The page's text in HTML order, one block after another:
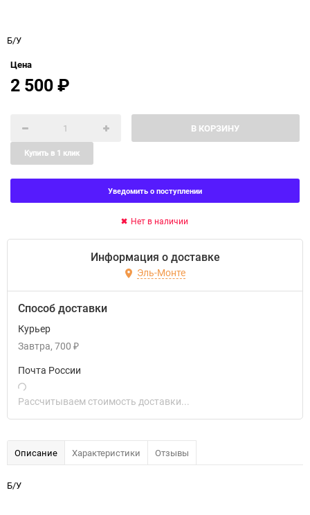
Б/У
Цена
2 500₽
В КОРЗИНУ
Купить в 1 клик
Уведомить о поступлении
Нет в наличии
Информация о доставке
Эль-Монте
Способ доставки
Курьер
Завтра 700 ₽
Почта России
Рассчитываем стоимость доставки...
Описание Характеристики Отзывы
Б/У